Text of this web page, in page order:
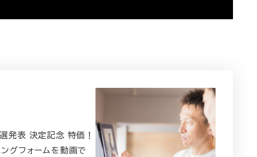
発表 決定記念 特価！
グフォームを動画で